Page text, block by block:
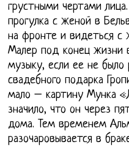
грустными чертами
прогулка с женой в
на фронте и видеться с
Малер под конец жизни
музыку, если ее не было
свадебного подарка
мало – картину Мунка
значило, что он через
дома. Тем временем
разочаровывается в